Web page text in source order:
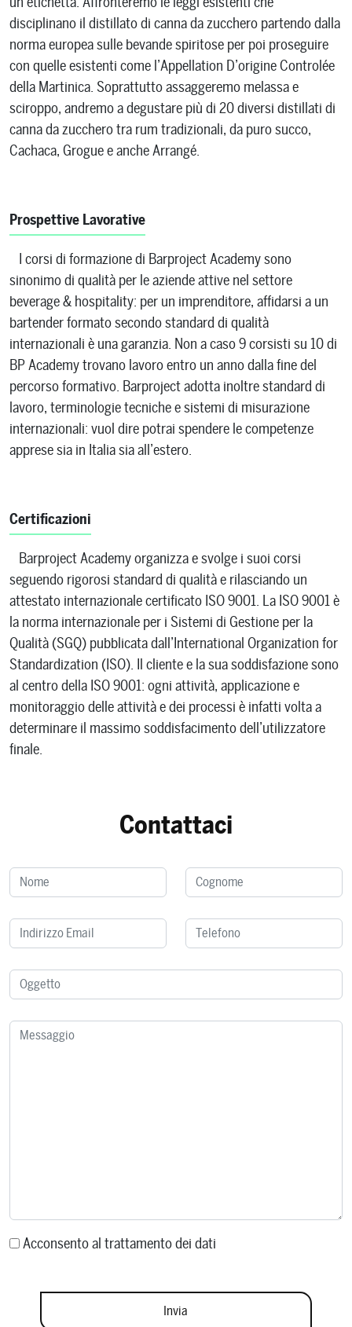
disciplinano il distillato di canna da zucchero partendo dalla
norma europea sulle bevande spiritose per poi proseguire
con quelle esistenti come l’Appellation D’origine Controlée
della Martinica. Soprattutto assaggeremo melassa e
sciroppo, andremo a degustare più di 20 diversi distillati di
canna da zucchero tra rum tradizionali, da puro succo,
Cachaca, Grogue e anche Arrangé.
Prospettive Lavorative
I corsi di formazione di Barproject Academy sono
sinonimo di qualità per le aziende attive nel settore
beverage & hospitality: per un imprenditore, affidarsi a un
bartender formato secondo standard di qualità
internazionali è una garanzia. Non a caso 9 corsisti su 10 di
BP Academy trovano lavoro entro un anno dalla fine del
percorso formativo. Barproject adotta inoltre standard di
lavoro, terminologie tecniche e sistemi di misurazione
internazionali: vuol dire potrai spendere le competenze
apprese sia in Italia sia all’estero.
Certificazioni
Barproject Academy organizza e svolge i suoi corsi
seguendo rigorosi standard di qualità e rilasciando un
attestato internazionale certificato ISO 9001. La ISO 9001 è
la norma internazionale per i Sistemi di Gestione per la
Qualità (SGQ) pubblicata dall’International Organization for
Standardization (ISO). Il cliente e la sua soddisfazione sono
al centro della ISO 9001: ogni attività, applicazione e
monitoraggio delle attività e dei processi è infatti volta a
determinare il massimo soddisfacimento dell’utilizzatore
finale.
Contattaci
Acconsento al trattamento dei dati